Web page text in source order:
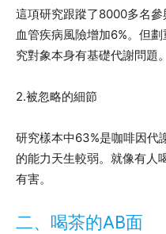
這項研究跟蹤了8000多名
血管疾病風險增加6%。但
究對象本身有基礎代謝問題。
2.被忽略的細節
研究樣本中63%是咖啡因代
的能力天生較弱。就像有人
有害。
二、喝茶的AB面